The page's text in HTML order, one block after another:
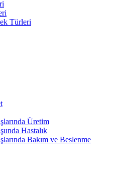
Türleri
Üretim
Hastalık
Bakım ve Beslenme